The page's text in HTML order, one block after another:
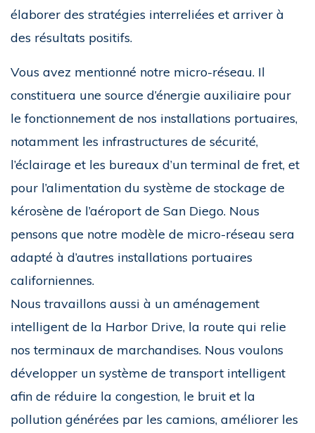
élaborer des stratégies interreliées et arriver à
des résultats positifs.
Vous avez mentionné notre micro-réseau. Il
constituera une source d’énergie auxiliaire pour
le fonctionnement de nos installations portuaires,
notamment les infrastructures de sécurité,
l’éclairage et les bureaux d’un terminal de fret, et
pour l’alimentation du système de stockage de
kérosène de l’aéroport de San Diego. Nous
pensons que notre modèle de micro-réseau sera
adapté à d’autres installations portuaires
californiennes.
Nous travaillons aussi à un aménagement
intelligent de la Harbor Drive, la route qui relie
nos terminaux de marchandises. Nous voulons
développer un système de transport intelligent
afin de réduire la congestion, le bruit et la
pollution générées par les camions, améliorer les